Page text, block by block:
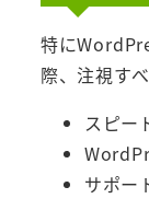
特に
際、注視す
スピー
サポー